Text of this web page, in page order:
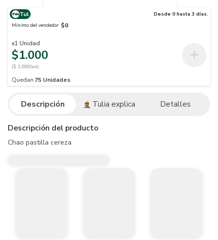
Tul
Desde 0 hasta 3 días.
Mínimo del vendedor $0
x1 Unidad
$1.000
($ 1.000/un)
Quedan 75 Unidades
Descripción Tulia explica Detalles
Descripción del producto
Chao pastilla cereza